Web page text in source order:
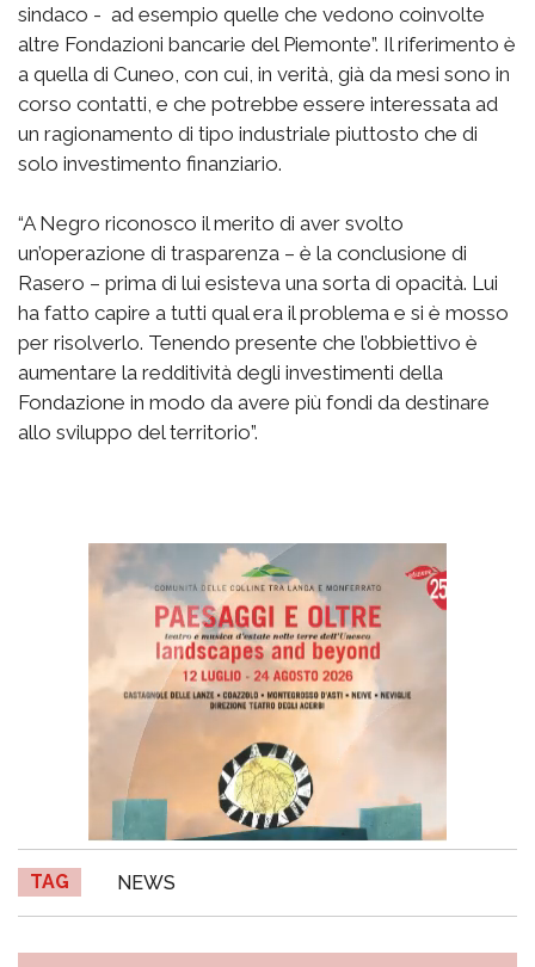
sindaco - ad esempio quelle che vedono coinvolte
altre Fondazioni bancarie del Piemonte”. Il riferimento è
a quella di Cuneo, con cui, in verità, già da mesi sono in
corso contatti, e che potrebbe essere interessata ad
un ragionamento di tipo industriale piuttosto che di
solo investimento finanziario.
“A Negro riconosco il merito di aver svolto
un’operazione di trasparenza – è la conclusione di
Rasero – prima di lui esisteva una sorta di opacità. Lui
ha fatto capire a tutti qual era il problema e si è mosso
per risolverlo. Tenendo presente che l’obbiettivo è
aumentare la redditività degli investimenti della
Fondazione in modo da avere più fondi da destinare
allo sviluppo del territorio”.
TAG NEWS